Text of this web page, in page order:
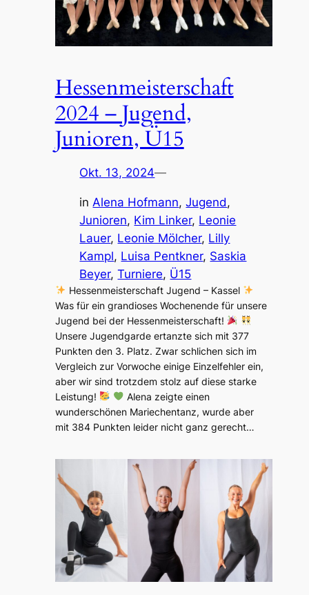
Hessenmeisterschaft
2024 – Jugend,
Junioren, Ü15
Okt. 13, 2024—
in Alena Hofmann, Jugend
Junioren, Kim Linker, Leonie
Lauer, Leonie Mölcher, Lilly
Kampl, Luisa Pentkner, Saskia
Beyer, Turniere, Ü15
Hessenmeisterschaft Jugend – Kassel
Was für ein grandioses Wochenende für unsere
Jugend bei der Hessenmeisterschaft!
Unsere Jugendgarde ertanzte sich mit 377
Punkten den 3. Platz. Zwar schlichen sich im
Vergleich zur Vorwoche einige Einzelfehler ein,
aber wir sind trotzdem stolz auf diese starke
Leistung!
Alena zeigte einen
wunderschönen Mariechentanz, wurde aber
mit 384 Punkten leider nicht ganz gerecht…